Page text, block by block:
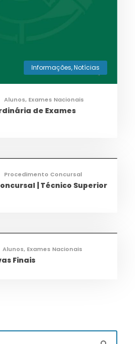
Informações,Notícias
Alunos, Exames Nacionais
de Exames
Procedimento Concursal
| Técnico Superior
Alunos, Exames Nacionais
Finais